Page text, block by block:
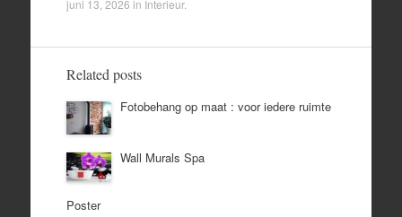
juni 13, 2026 in Interieur.
Related posts
Fotobehang op maat : voor iedere ruimte
Wall Murals Spa
Poster